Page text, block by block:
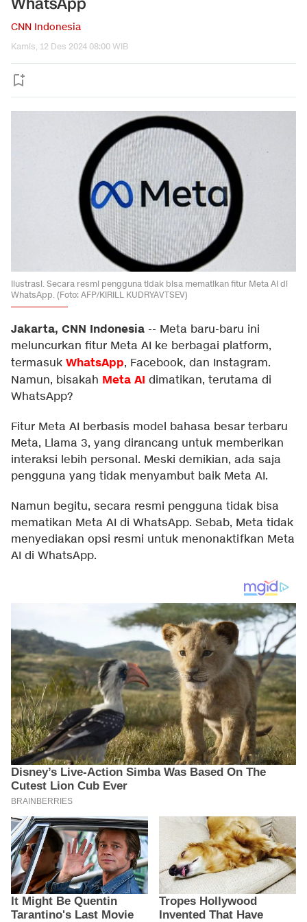
CNN Indonesia
Kamis, 12 Des 2024 08:00 WIB
Ilustrasi. Secara resmi pengguna tidak bisa mematikan fitur Meta AI di
WhatsApp. (Foto: AFP/KIRILL KUDRYAVTSEV)
Jakarta, CNN Indonesia -- Meta baru-baru ini
meluncurkan fitur Meta AI ke berbagai platform,
termasuk WhatsApp, Facebook, dan Instagram.
Namun, bisakah Meta AI dimatikan, terutama di
WhatsApp?
Fitur Meta AI berbasis model bahasa besar terbaru
Meta, Llama 3, yang dirancang untuk memberikan
interaksi lebih personal. Meski demikian, ada saja
pengguna yang tidak menyambut baik Meta AI.
Namun begitu, secara resmi pengguna tidak bisa
mematikan Meta AI di WhatsApp. Sebab, Meta tidak
menyediakan opsi resmi untuk menonaktifkan Meta
AI di WhatsApp.